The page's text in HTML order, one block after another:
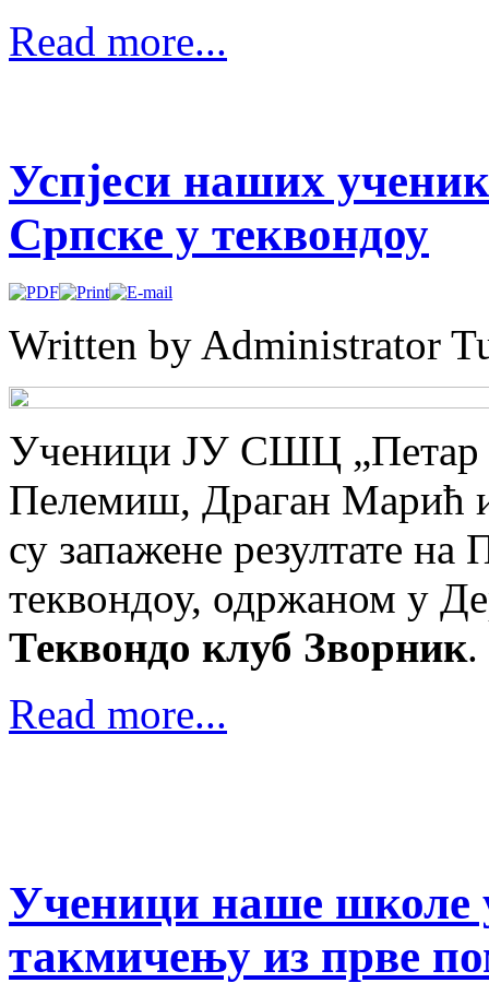
Read more...
Успјеси наших
Српске у теквондоу
Written by Administrator
Ученици ЈУ СШЦ „Петар
Пелемиш, Драган Марић
су запажене резултате
теквондоу, одржаном у
Теквондо клуб Зворник.
Read more...
Ученици наше школе
такмичењу из прве